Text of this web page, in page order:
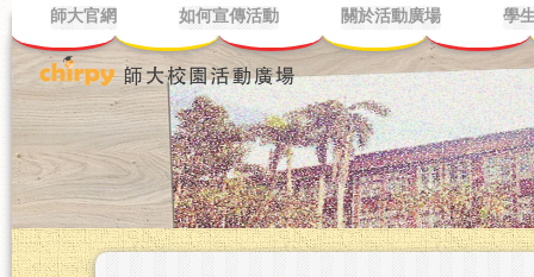
師大官網 如何宣傳活動 關於活動廣場 學